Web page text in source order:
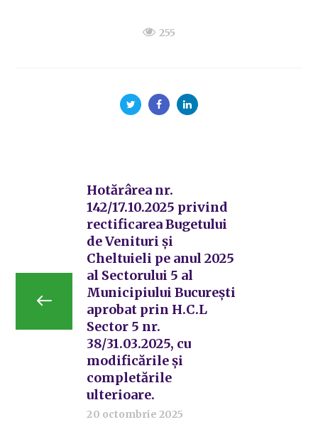
255
Hotărârea nr.
142/17.10.2025 privind
rectificarea Bugetului
de Venituri și
Cheltuieli pe anul 2025
al Sectorului 5 al
Municipiului București
aprobat prin H.C.L
Sector 5 nr.
38/31.03.2025, cu
modificările și
completările
ulterioare.
20 octombrie 2025